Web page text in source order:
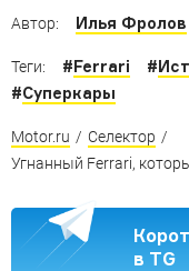
Автор: Илья Фролов
Теги: #Ferrari #
#Суперкары
Motor.ru / Селектор /
Угнанный Ferrari,
в TG